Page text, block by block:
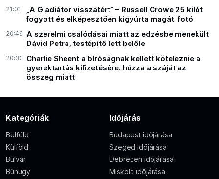
21:01
„A Gladiátor visszatért” – Russell Crowe 25 kilót
fogyott és elképesztően kigyúrta magát: fotó
20:49 A szerelmi csalódásai miatt az edzésbe menekült
Dávid Petra, testépítő lett belőle
20:30 Charlie Sheent a bíróságnak kellett köteleznie a
gyerektartás kifizetésére: húzza a száját az
összeg miatt
Kategóriák
Belföld
Külföld
Bulvár
Bűnügy
Időjárás
Budapest időjárása
Szeged időjárása
Debrecen időjárása
Miskolc időjárása